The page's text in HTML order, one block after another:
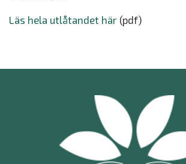
Läs hela utlåtandet här (pdf)